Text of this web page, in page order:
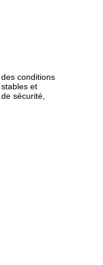
conditions
et
sécurité,